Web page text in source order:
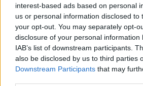
interest-based ads based on personal
us or personal information disclosed to
your opt-out. You may separately opt-
disclosure of your personal information
IAB’s list of downstream participants.
also be disclosed by us to third parties
Downstream Participants that may